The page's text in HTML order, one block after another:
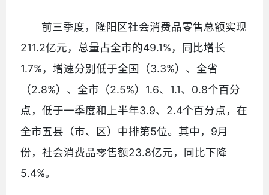
前三季度，隆阳区社会消费品零售总额实现
211.2亿元，总量占全市的49.1%，同比增长
1.7%，增速分别低于全国（3.3%）、全省
（2.8%）、全市（2.5%）1.6、1.1、0.8个百分
点，低于一季度和上半年3.9、2.4个百分点，在
全市五县（市、区）中排第5位。其中，9月
份，社会消费品零售额23.8亿元，同比下降
5.4%。